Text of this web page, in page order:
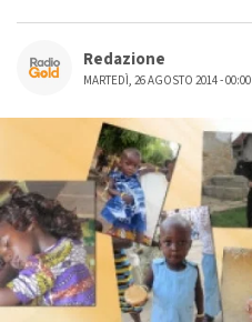
Redazione
MARTEDÌ, 26 AGOSTO 2014 - 00:00